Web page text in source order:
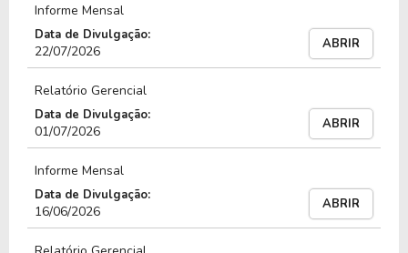
A gestão atua de forma ativa na seleção dos
ativos, com análise criteriosa da qualidade de
crédito e estrutura de garantias, além de atuação
na originação e acompanhamento das operações.
Entre exemplos de ativos que compõem ou já
compuseram o portfólio estão:
Villa Incorp. - Villa Cambury – SP
Amelia Telles – RS
Informe Mensal
Data de Divulgação:
22/07/2026 ABRIR
Relatório Gerencial
Data de Divulgação:
01/07/2026 ABRIR
Informe Mensal
Data de Divulgação:
16/06/2026 ABRIR